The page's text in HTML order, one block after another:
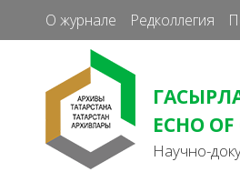
О журнале Редколлегия
ECHO
Научно-